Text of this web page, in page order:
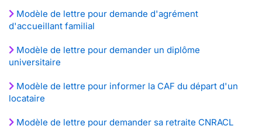
Modèle de lettre pour demande d'agrément
d'accueillant familial
Modèle de lettre pour demander un diplôme
universitaire
Modèle de lettre pour informer la CAF du départ d'un
locataire
Modèle de lettre pour demander sa retraite CNRACL